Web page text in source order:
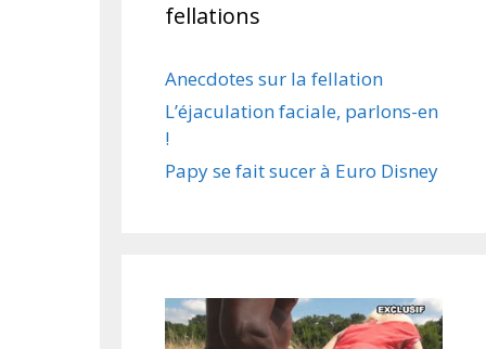
fellations
Anecdotes sur la fellation
L’éjaculation faciale, parlons-en
!
Papy se fait sucer à Euro Disney